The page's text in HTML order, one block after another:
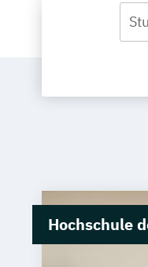
Hochschule